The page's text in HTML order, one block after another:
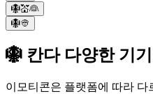
🪯💒👰
🪯👳️
🪯 칸다 다양한 기
이모티콘은 플랫폼에 따라 다